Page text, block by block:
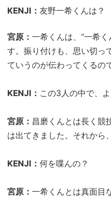
KENJI： 友野一希くんは？
宮原： 一希くんは、“一希
す。振り付けも、思い切っ
ていうのが伝わってくるの
KENJI： この3人の中で、
宮原： 昌磨くんとは長く競
は出てきました。それから
KENJI： 何を喋んの？
宮原： 一希くんとは真面目